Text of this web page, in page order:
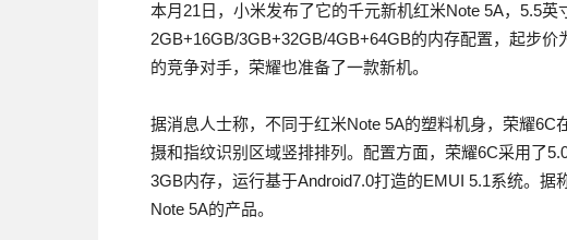
本月21日，小米发布了它的千元新机红米Note 5A，5.5英
2GB+16GB/3GB+32GB/4GB+64GB的内存配置，起步
的竞争对手，荣耀也准备了一款新机。
据消息人士称，不同于红米Note 5A的塑料机身，荣耀
摄和指纹识别区域竖排排列。配置方面，荣耀6C采用了
3GB内存，运行基于Android7.0打造的EMUI 5.1系统。
Note 5A的产品。